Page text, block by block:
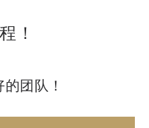
！
团队！